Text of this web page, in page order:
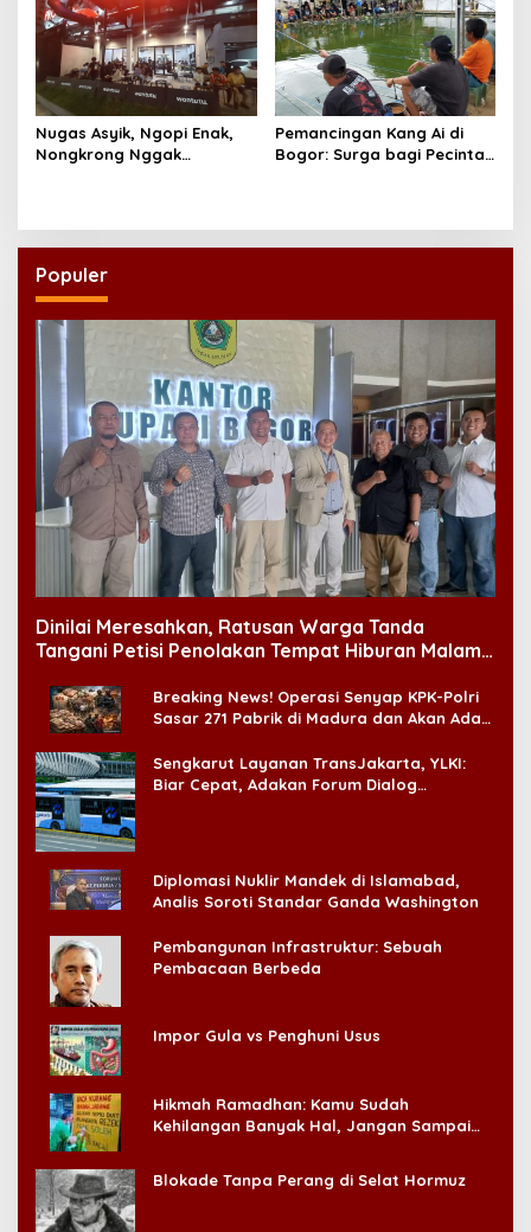
Nugas Asyik, Ngopi Enak,
Nongkrong Nggak
Pemancingan Kang Ai di
Bogor: Surga bagi Pecinta
Populer
Dinilai Meresahkan, Ratusan Warga Tanda
Tangani Petisi Penolakan Tempat Hiburan Malam
Breaking News! Operasi Senyap KPK-Polri
Sasar 271 Pabrik di Madura dan Akan Ada
Sengkarut Layanan TransJakarta, YLKI:
Biar Cepat, Adakan Forum Dialog
Diplomasi Nuklir Mandek di Islamabad,
Analis Soroti Standar Ganda Washington
Pembangunan Infrastruktur: Sebuah
Pembacaan Berbeda
Impor Gula vs Penghuni Usus
Hikmah Ramadhan: Kamu Sudah
Kehilangan Banyak Hal, Jangan Sampai
Blokade Tanpa Perang di Selat Hormuz